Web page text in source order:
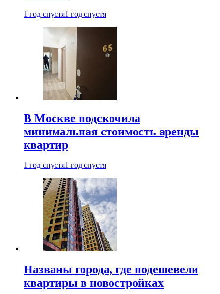
1 год спустя1 год спустя
В Москве подскочила
минимальная стоимость аренды
квартир
1 год спустя1 год спустя
Названы города, где подешевели
квартиры в новостройках